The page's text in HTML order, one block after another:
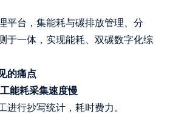
平台，集能耗与碳排放管理、分
于一体，实现能耗、双碳数字化综
的痛点
能耗采集速度慢
进行抄写统计，耗时费力。